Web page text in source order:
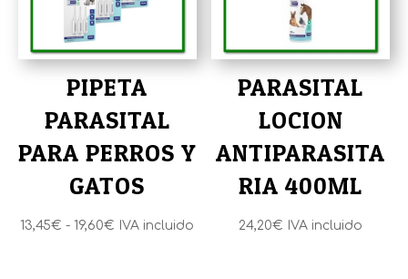
PIPETA
PARASITAL
PARA PERROS Y
GATOS
13,45€ - 19,60€ Rango
IVA incluido
PARASITAL
LOCION
ANTIPARASITA
RIA 400ML
24,20€ IVA incluido